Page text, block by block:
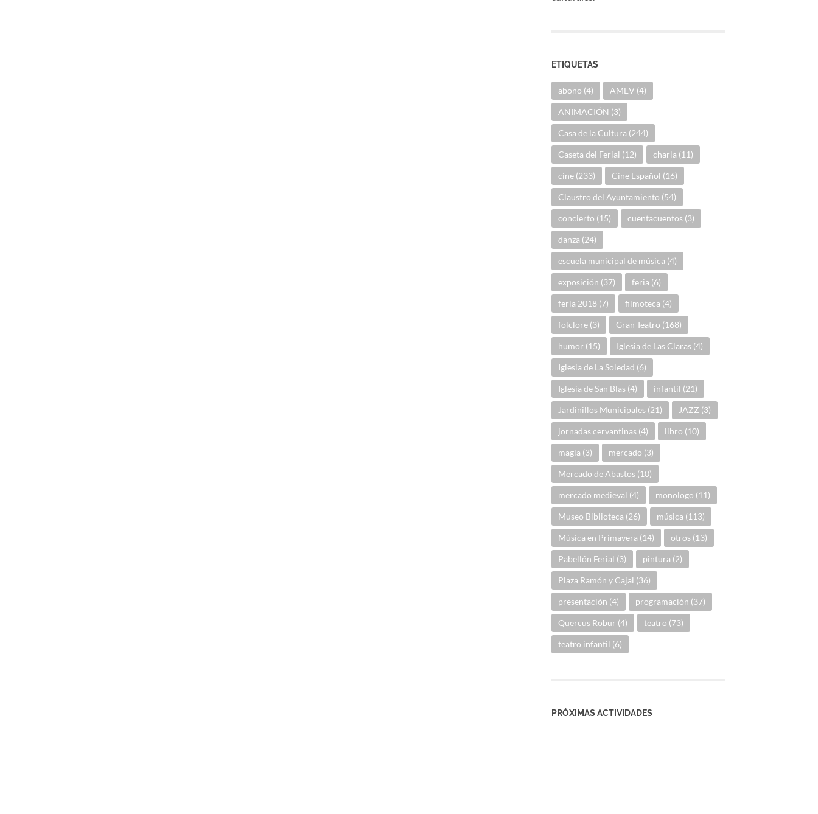
ETIQUETAS
abono (4) AMEV (4)
ANIMACIÓN (3)
Casa de la Cultura (244)
Caseta del Ferial (12) charla (11)
cine (233) Cine Español (16)
Claustro del Ayuntamiento (54)
concierto (15) cuentacuentos (3)
danza (24)
escuela municipal de música (4)
exposición (37) feria (6)
feria 2018 (7) filmoteca (4)
folclore (3) Gran Teatro (168)
humor (15) Iglesia de Las Claras (4)
Iglesia de La Soledad (6)
Iglesia de San Blas (4) infantil (21)
Jardinillos Municipales (21) JAZZ (3)
jornadas cervantinas (4) libro (10)
magia (3) mercado (3)
Mercado de Abastos (10)
mercado medieval (4) monologo (11)
Museo Biblioteca (26) música (113)
Música en Primavera (14) otros (13)
Pabellón Ferial (3) pintura (2)
Plaza Ramón y Cajal (36)
presentación (4) programación (37)
Quercus Robur (4) teatro (73)
teatro infantil (6)
PRÓXIMAS ACTIVIDADES